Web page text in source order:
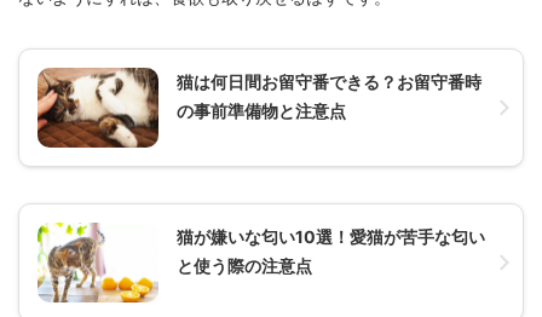
猫は何日間お留守番できる？お留守番時
の事前準備物と注意点
猫が嫌いな匂い10選！愛猫が苦手な匂い
と使う際の注意点